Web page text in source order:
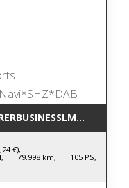
€),
79.998 km, 105 PS,